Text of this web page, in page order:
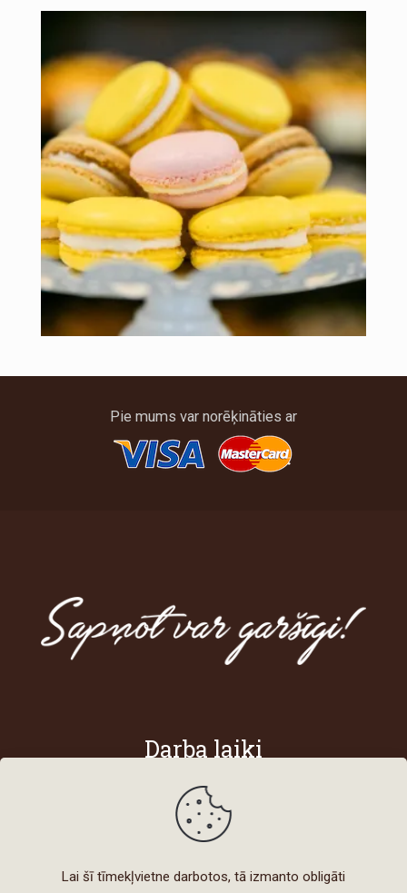
Pie mums var norēķināties ar
Darba laiki
Darba dienās
8:00 - 18:00
Lai šī tīmekļvietne darbotos, tā izmanto obligāti